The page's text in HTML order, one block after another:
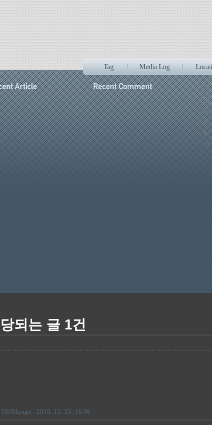
Tag Media Log
되는 글 1건
DB/Mongo 2016. 12. 23. 16:06